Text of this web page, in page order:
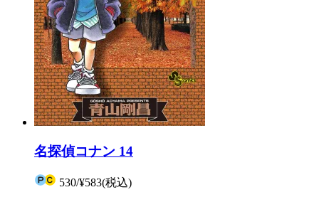
名探偵コナン 14
530/¥583(税込)